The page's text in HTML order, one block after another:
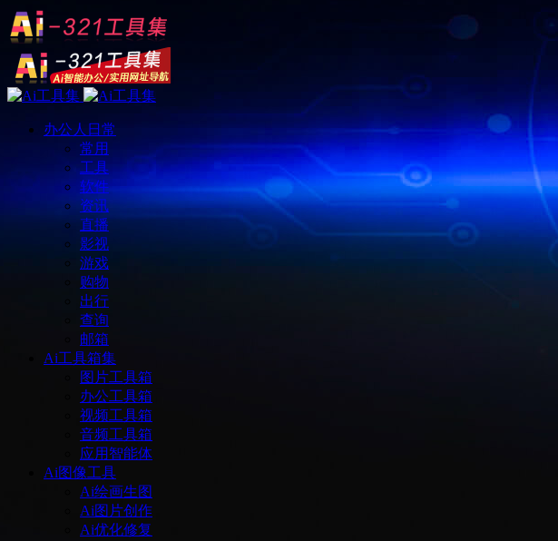
办公人日常
常用
工具
软件
资讯
直播
影视
游戏
购物
出行
查询
邮箱
Ai工具箱集
图片工具箱
办公工具箱
视频工具箱
音频工具箱
应用智能体
Ai图像工具
Ai绘画生图
Ai图片创作
Ai优化修复